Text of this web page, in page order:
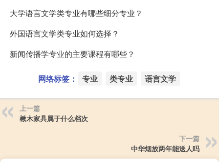
大学语言文学类专业有哪些细分专业？
外国语言文学类专业如何选择？
新闻传播学专业的主要课程有哪些？
网络标签： 专业 类专业 语言文学
上一篇
楸木家具属于什么档次
下一篇
中华烟放两年能送人吗